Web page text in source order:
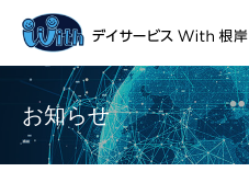
お知らせ